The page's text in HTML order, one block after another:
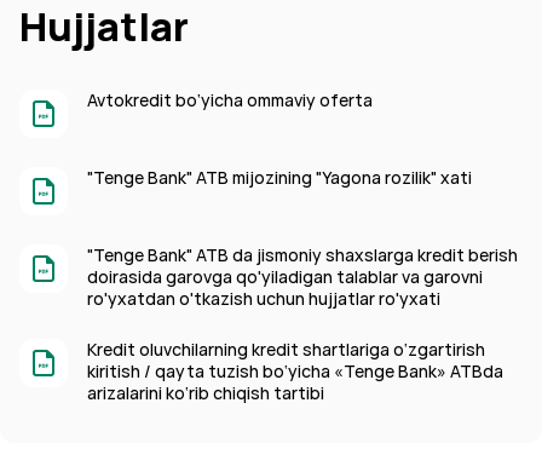
Hujjatlar
Avtokredit bo‘yicha ommaviy oferta
"Tenge Bank" ATB mijozining "Yagona rozilik" xati
"Tenge Bank" ATB da jismoniy shaxslarga kredit berish
doirasida garovga qo'yiladigan talablar va garovni
ro'yxatdan o'tkazish uchun hujjatlar ro'yxati
Kredit oluvchilarning kredit shartlariga o‘zgartirish
kiritish / qayta tuzish bo‘yicha «Tenge Bank» ATBda
arizalarini ko‘rib chiqish tartibi